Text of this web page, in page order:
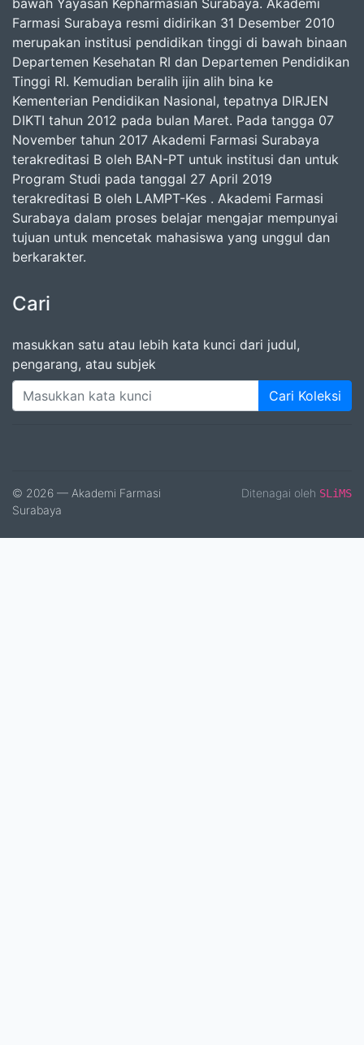
bawah Yayasan Kepharmasian Surabaya. Akademi
Farmasi Surabaya resmi didirikan 31 Desember 2010
merupakan institusi pendidikan tinggi di bawah binaan
Departemen Kesehatan RI dan Departemen Pendidikan
Tinggi RI. Kemudian beralih ijin alih bina ke
Kementerian Pendidikan Nasional, tepatnya DIRJEN
DIKTI tahun 2012 pada bulan Maret. Pada tangga 07
November tahun 2017 Akademi Farmasi Surabaya
terakreditasi B oleh BAN-PT untuk institusi dan untuk
Program Studi pada tanggal 27 April 2019
terakreditasi B oleh LAMPT-Kes . Akademi Farmasi
Surabaya dalam proses belajar mengajar mempunyai
tujuan untuk mencetak mahasiswa yang unggul dan
berkarakter.
Cari
masukkan satu atau lebih kata kunci dari judul,
pengarang, atau subjek
Cari Koleksi
© 2026 — Akademi Farmasi
Surabaya
Ditenagai oleh SLiMS